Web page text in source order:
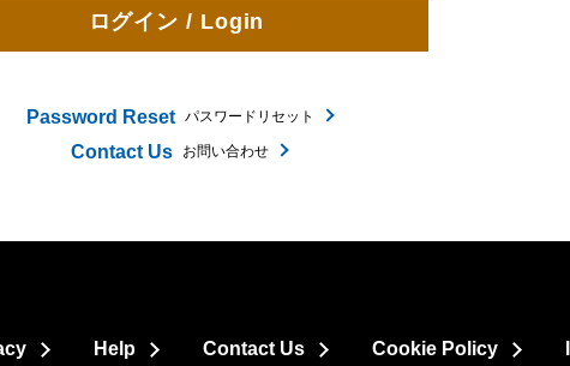
Password Reset パスワードリセット
Contact Us お問い合わせ
Help Contact Us Cookie Policy